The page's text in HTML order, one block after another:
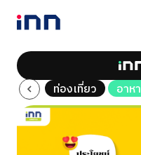
NEWS
ENTERTAINMENT
LIFESTYLE
HOROSCOPE
LOTTERY
Vlog ท่องเที่ยว อาห